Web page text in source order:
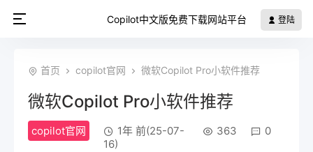
Copilot中文版免费下载网站平台 登陆
首页 copilot官网 微软Copilot Pro小软件推荐
微软Copilot Pro小软件推荐
copilot官网
1年 前(25-07-
16)
363 0